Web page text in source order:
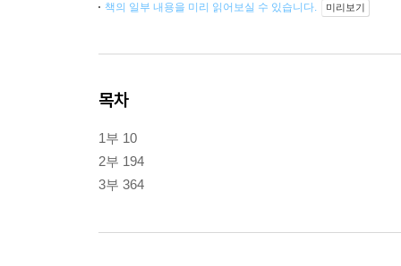
책의 일부 내용을 미리 읽어보실 수 있습니다. 미리보기
목차
1부 10
2부 194
3부 364